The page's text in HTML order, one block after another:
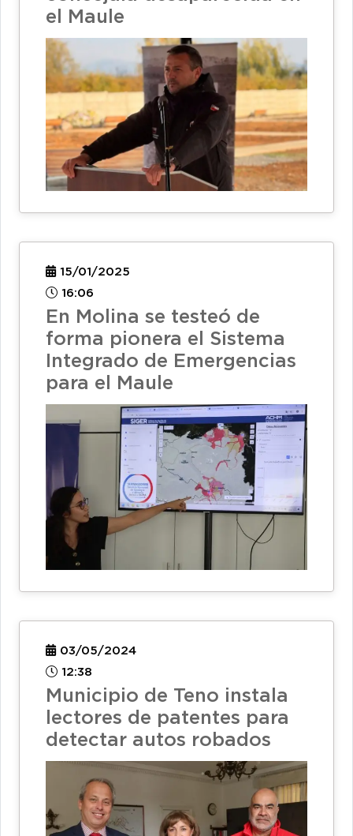
el Maule
15/01/2025
16:06
En Molina se testeó de
forma pionera el Sistema
Integrado de Emergencias
para el Maule
03/05/2024
12:38
Municipio de Teno instala
lectores de patentes para
detectar autos robados